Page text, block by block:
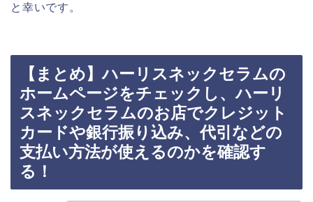
と幸いです。
【まとめ】ハーリスネックセラムの
ホームページをチェックし、ハーリ
スネックセラムのお店でクレジット
カードや銀行振り込み、代引などの
支払い方法が使えるのかを確認す
る！